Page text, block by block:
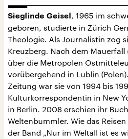
Sieglinde Geisel , 1965 im
geboren, studierte in Zürich
Theologie. Als Journalistin zog
Kreuzberg. Nach dem Mauerfall
über die Metropolen
vorübergehend in Lublin
Zeitung war sie von 1994 bis
Kulturkorrespondentin in New
in Berlin. 2008 erschien ihr
Weltenbummler. Wie das
der Band „Nur im Weltall ist es